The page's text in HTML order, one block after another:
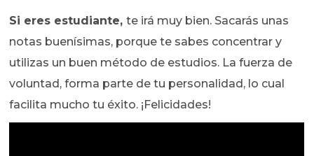
Si eres estudiante,te irá muy bien. Sacarás unas
notas buenísimas, porque te sabes concentrar y
utilizas un buen método de estudios. La fuerza de
voluntad, forma parte de tu personalidad, lo cual
facilita mucho tu éxito. ¡Felicidades!